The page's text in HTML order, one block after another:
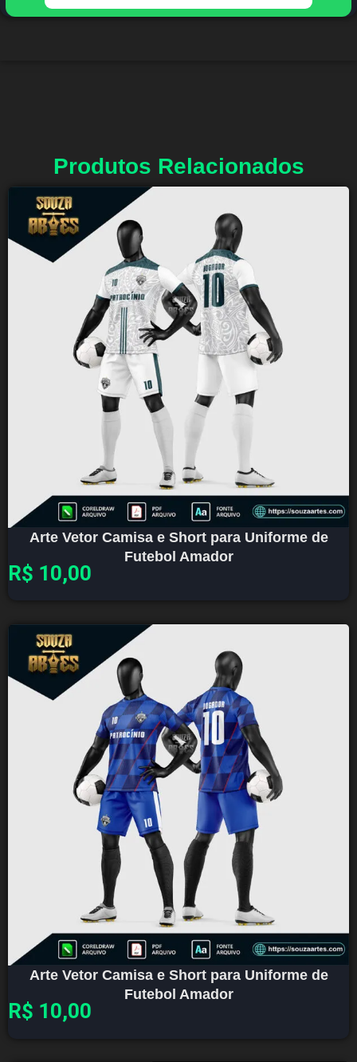
Produtos Relacionados
Arte Vetor Camisa e Short para Uniforme de
Futebol Amador
R$ 10,00
Arte Vetor Camisa e Short para Uniforme de
Futebol Amador
R$ 10,00